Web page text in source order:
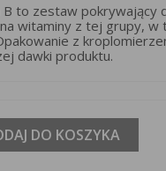
B to zestaw pokrywający
witaminy z tej grupy, w
z
dawki produktu.
DO KOSZYKA